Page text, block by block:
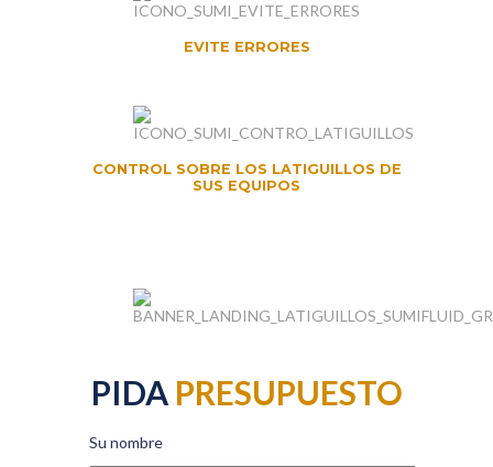
EVITE ERRORES
CONTROL SOBRE LOS LATIGUILLOS DE
SUS EQUIPOS
PIDA PRESUPUESTO
Su nombre